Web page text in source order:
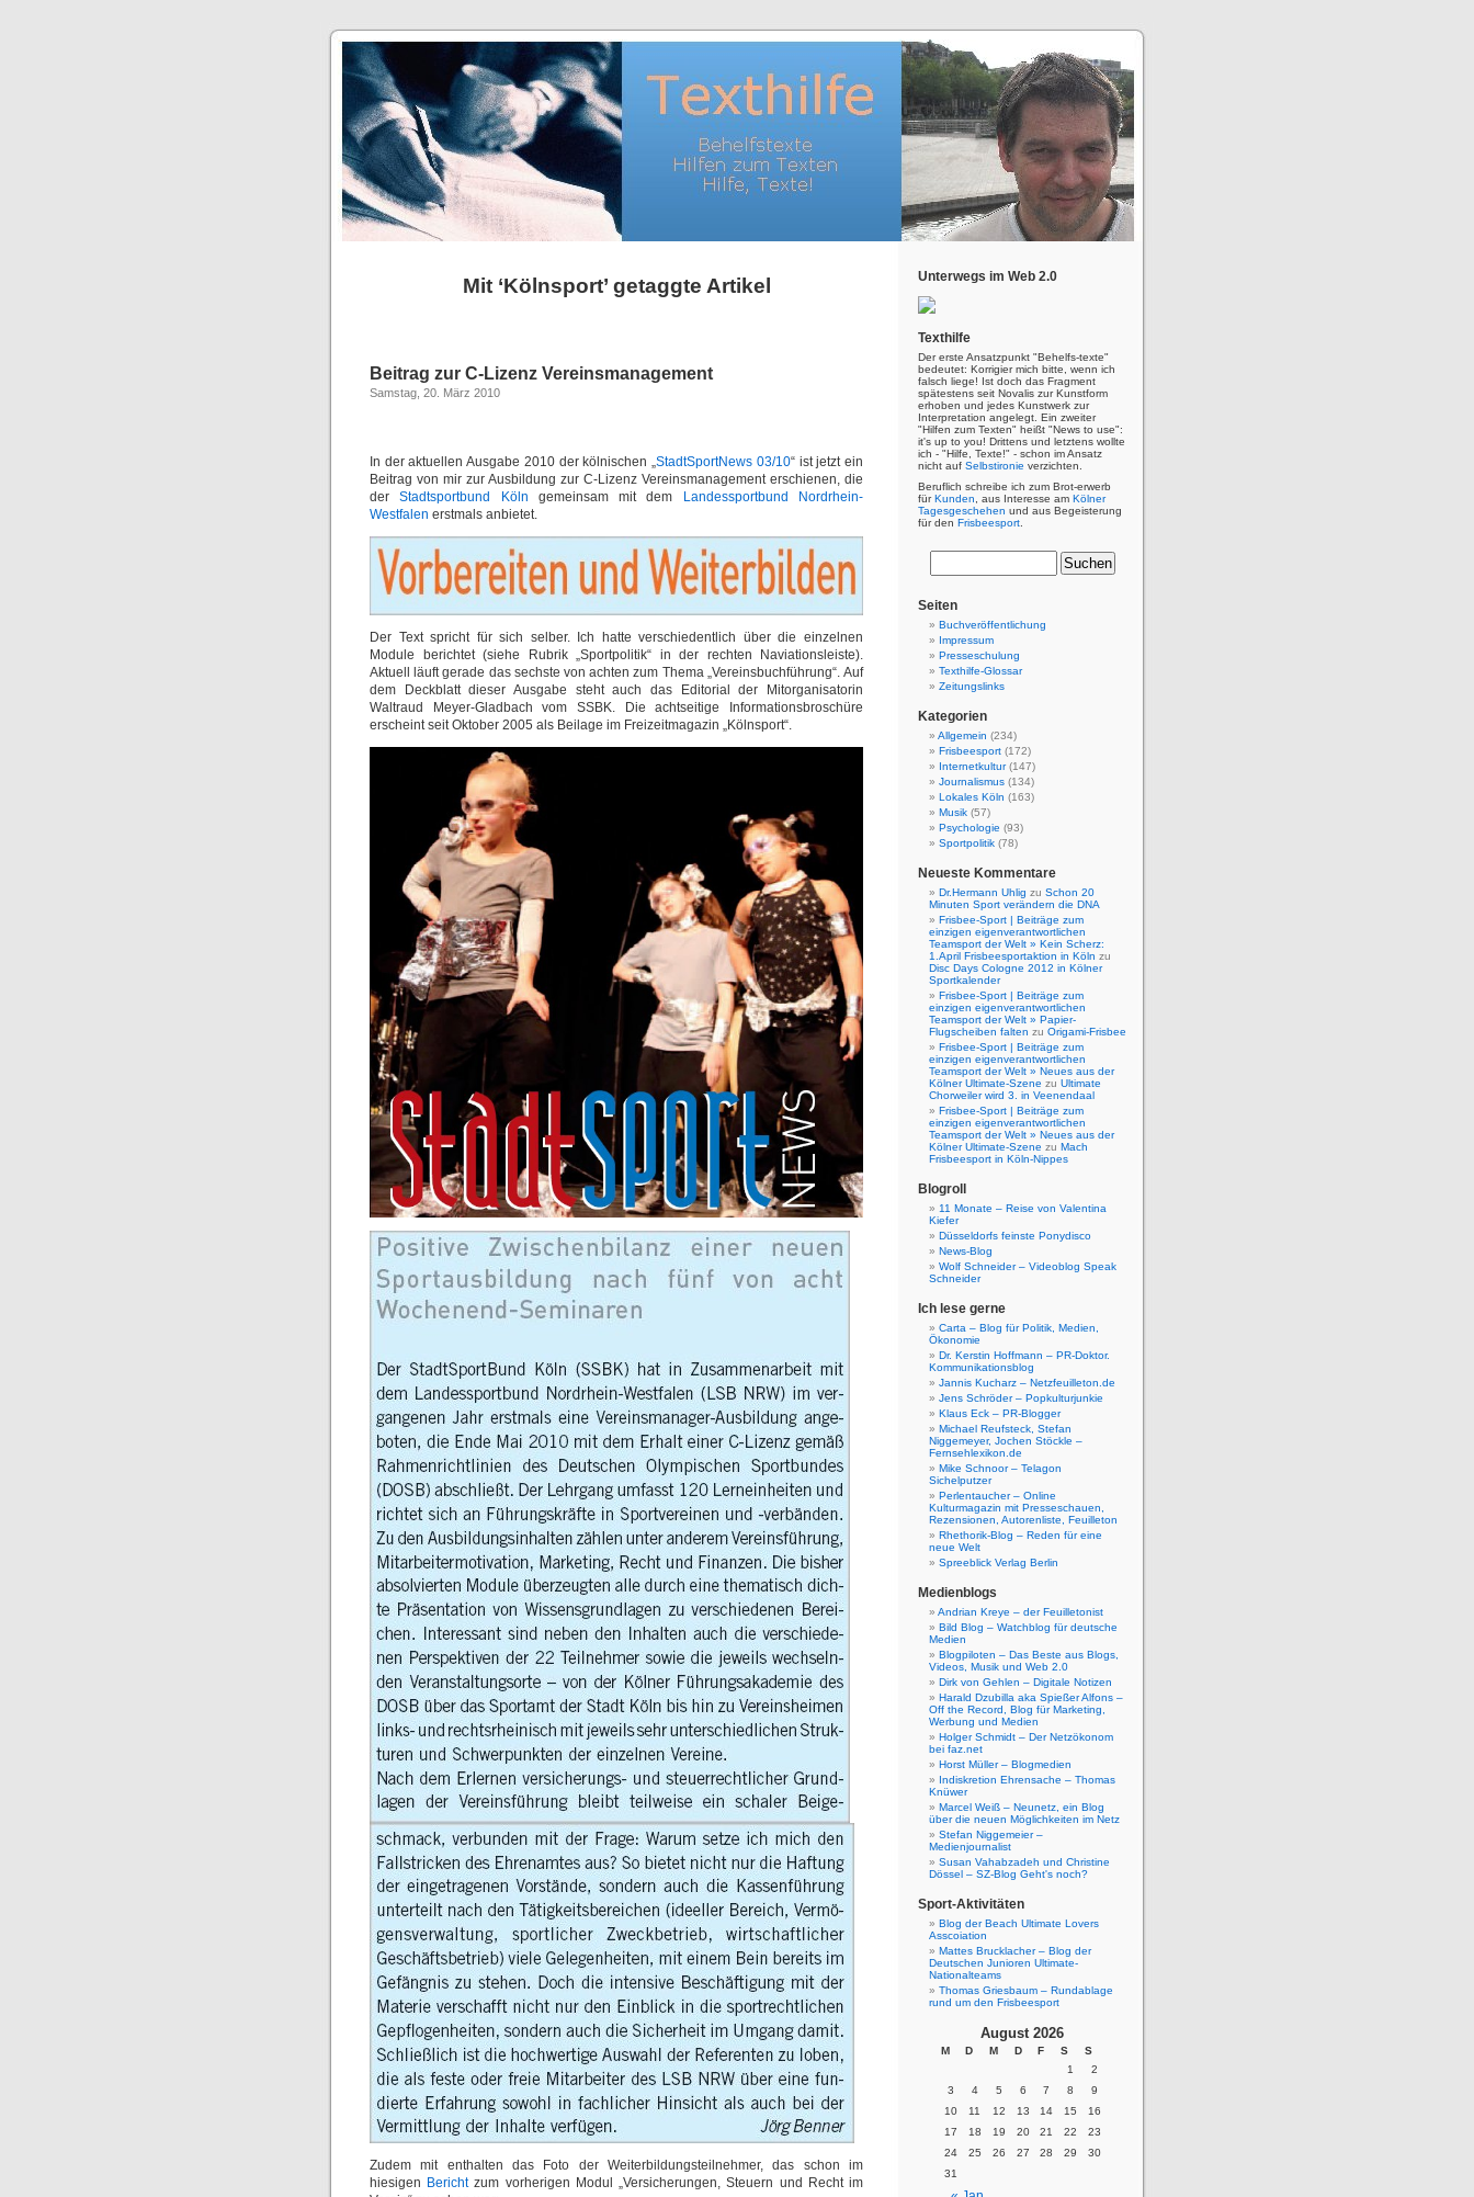
Mit ‘Kölnsport’ getaggte Artikel
Beitrag zur C-Lizenz Vereinsmanagement
Samstag, 20. März 2010
In der aktuellen Ausgabe 2010 der kölnischen „StadtSportNews 03/10“ ist jetzt ein
Beitrag von mir zur Ausbildung zur C-Lizenz Vereinsmanagement erschienen, die
derStadtsportbund Köln gemeinsam mit dem
Landessportbund Nordrhein-
Westfalen erstmals anbietet.
Der Text spricht für sich selber. Ich hatte verschiedentlich über die einzelnen
Module berichtet (siehe Rubrik „Sportpolitik“ in der rechten Naviationsleiste).
Aktuell läuft gerade das sechste von achten zum Thema „Vereinsbuchführung“. Auf
dem Deckblatt dieser Ausgabe steht auch das Editorial der Mitorganisatorin
Waltraud Meyer-Gladbach vom SSBK. Die achtseitige Informationsbroschüre
erscheint seit Oktober 2005 als Beilage im Freizeitmagazin „Kölnsport“.
Zudem mit enthalten das Foto der Weiterbildungsteilnehmer, das schon im
hiesigen Berichtzum vorherigen Modul „Versicherungen, Steuern und Recht im
Unterwegs im Web 2.0
Texthilfe
Der erste Ansatzpunkt "Behelfs-texte"
bedeutet: Korrigier mich bitte, wenn ich
falsch liege! Ist doch das Fragment
spätestens seit Novalis zur Kunstform
erhoben und jedes Kunstwerk zur
Interpretation angelegt. Ein zweiter
"Hilfen zum Texten" heißt "News to use":
it's up to you! Drittens und letztens wollte
ich - "Hilfe, Texte!" - schon im Ansatz
nicht auf Selbstironie verzichten.
Beruflich schreibe ich zum Brot-erwerb
fürKunden , aus Interesse am Kölner
Tagesgeschehen und aus Begeisterung
für den Frisbeesport
Seiten
Buchveröffentlichung
Impressum
Presseschulung
Texthilfe-Glossar
Zeitungslinks
Kategorien
Allgemein (234)
Frisbeesport (172)
Internetkultur(147)
Journalismus (134)
Lokales Köln (163)
Musik (57)
Psychologie (93)
Sportpolitik (78)
Neueste Kommentare
Dr.Hermann Uhlig zu Schon 20
Minuten Sport verändern die DNA
Frisbee-Sport | Beiträge zum
einzigen eigenverantwortlichen
Teamsport der Welt » Kein Scherz:
1.April Frisbeesportaktion in Köln zu
Disc Days Cologne 2012 in Kölner
Sportkalender
Frisbee-Sport | Beiträge zum
einzigen eigenverantwortlichen
Teamsport der Welt » Papier-
Flugscheiben falten zu Origami-Frisbee
Frisbee-Sport | Beiträge zum
einzigen eigenverantwortlichen
Teamsport der Welt » Neues aus der
Kölner Ultimate-Szene zu Ultimate
Chorweiler wird 3. in Veenendaal
Frisbee-Sport | Beiträge zum
einzigen eigenverantwortlichen
Teamsport der Welt » Neues aus der
Kölner Ultimate-Szene zu Mach
Frisbeesport in Köln-Nippes
Blogroll
11 Monate – Reise von Valentina
Kiefer
Düsseldorfs feinste Ponydisco
News-Blog
Wolf Schneider – Videoblog Speak
Schneider
Ich lese gerne
Carta – Blog für Politik, Medien,
Ökonomie
Dr. Kerstin Hoffmann – PR-Doktor.
Kommunikationsblog
Jannis Kucharz – Netzfeuilleton.de
Jens Schröder – Popkulturjunkie
Klaus Eck – PR-Blogger
Michael Reufsteck, Stefan
Niggemeyer, Jochen Stöckle –
Fernsehlexikon.de
Mike Schnoor – Telagon
Sichelputzer
Perlentaucher – Online
Kulturmagazin mit Presseschauen,
Rezensionen, Autorenliste, Feuilleton
Rhethorik-Blog – Reden für eine
neue Welt
Spreeblick Verlag Berlin
Medienblogs
Andrian Kreye – der Feuilletonist
Bild Blog – Watchblog für deutsche
Medien
Blogpiloten – Das Beste aus Blogs,
Videos, Musik und Web 2.0
Dirk von Gehlen – Digitale Notizen
Harald Dzubilla aka Spießer Alfons –
Off the Record, Blog für Marketing,
Werbung und Medien
Holger Schmidt – Der Netzökonom
bei faz.net
Horst Müller – Blogmedien
Indiskretion Ehrensache – Thomas
Knüwer
Marcel Weiß – Neunetz, ein Blog
über die neuen Möglichkeiten im Netz
Stefan Niggemeier –
Medienjournalist
Susan Vahabzadeh und Christine
Dössel – SZ-Blog Geht's noch?
Sport-Aktivitäten
Blog der Beach Ultimate Lovers
Asscoiation
Mattes Brucklacher – Blog der
Deutschen Junioren Ultimate-
Nationalteams
Thomas Griesbaum – Rundablage
rund um den Frisbeesport
August 2026
M D M D F S S
1
2
3
4 5 6 7 8
9
10
11 12 13 14 15
16
17
18 19 20 21 22
23
24
25 26 27 28 29
30
31